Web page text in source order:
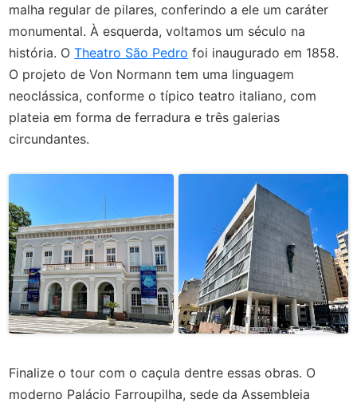
malha regular de pilares, conferindo a ele um caráter
monumental. À esquerda, voltamos um século na
história. OTheatro São Pedro foi inaugurado em 1858.
O projeto de Von Normann tem uma linguagem
neoclássica, conforme o típico teatro italiano, com
plateia em forma de ferradura e três galerias
circundantes.
Finalize o tour com o caçula dentre essas obras. O
moderno Palácio Farroupilha, sede da Assembleia